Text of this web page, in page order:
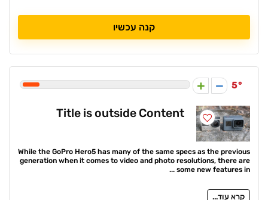
קנה עכשיו
5
Title is outside Content
While the GoPro Hero5 has many of the same specs as the previous
generation when it comes to video and photo resolutions, there are
some new features in ...
קרא עוד...